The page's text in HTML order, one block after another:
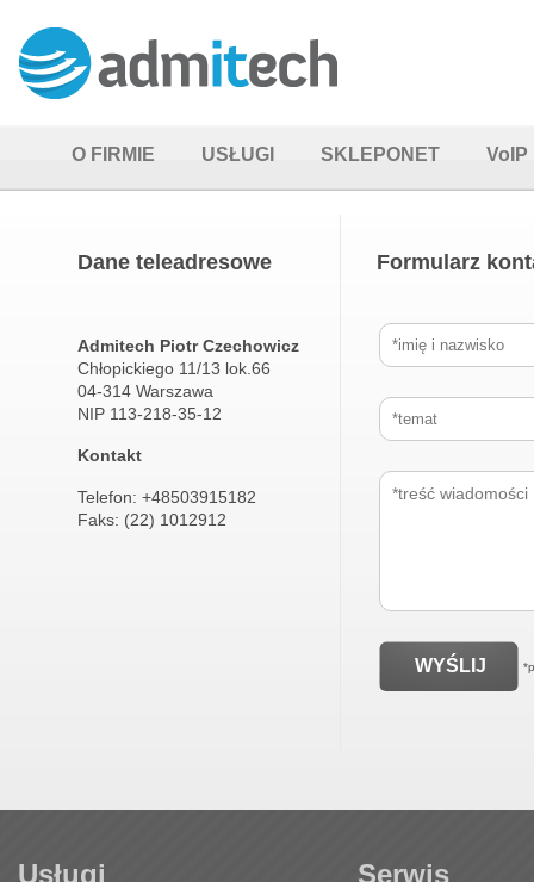
O FIRMIE USŁUGI SKLEPONET VoIP
Dane teleadresowe
Admitech Piotr Czechowicz
Chłopickiego 11/13 lok.66
04-314 Warszawa
NIP 113-218-35-12
Kontakt
Telefon: +48503915182
Faks: (22) 1012912
Formularz
Usługi Serwis